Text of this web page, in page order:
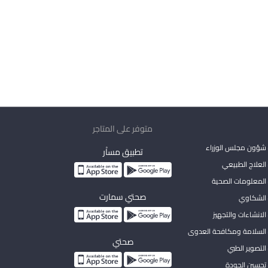
مجلس الوزراء
الطبيعي
الصحية
والتجهيز
ومكافحة العدوى
الطبي
الجودة
متوفر على المتاجر
تطبيق مساْر
صحتي سمارت
صحتي